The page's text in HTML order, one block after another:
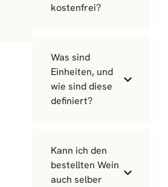
kostenfrei?
Was sind
Einheiten, und
wie sind diese
definiert?
Kann ich den
bestellten Wein
auch selber